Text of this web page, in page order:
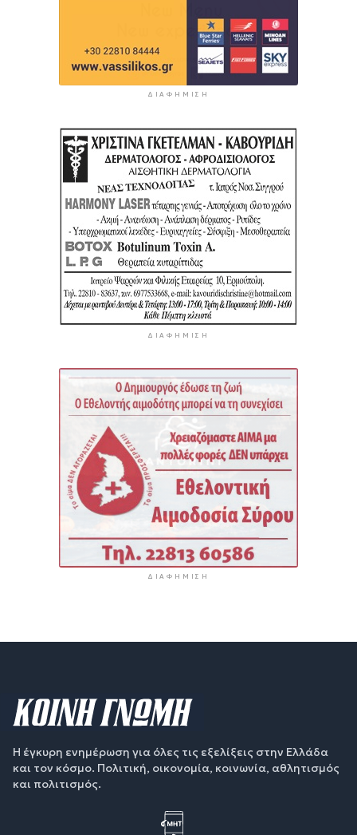
ΔΙΑΦΉΜΙΣΗ
ΔΙΑΦΉΜΙΣΗ
ΔΙΑΦΉΜΙΣΗ
Η έγκυρη ενημέρωση για όλες τις εξελίξεις στην Ελλάδα
και τον κόσμο. Πολιτική, οικονομία, κοινωνία, αθλητισμός
και πολιτισμός.